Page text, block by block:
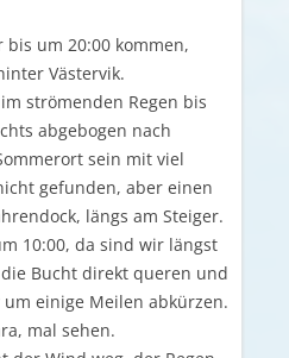
um 20:00 kommen,
Västervik.
strömenden Regen bis
abgebogen nach
sein mit viel
gefunden, aber einen
längs am Steiger.
10:00, da sind wir längst
Bucht direkt queren und
einige Meilen abkürzen.
mal sehen.